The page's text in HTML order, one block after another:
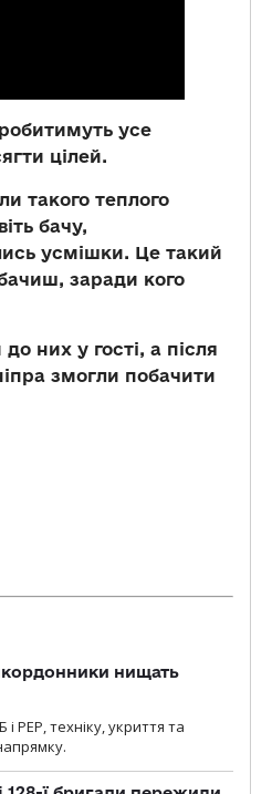
усе
цілей.
такого теплого
бачу,
усмішки. Це такий
заради кого
них у гості, а після
змогли побачити
нищать
РЕР, техніку, укриття та